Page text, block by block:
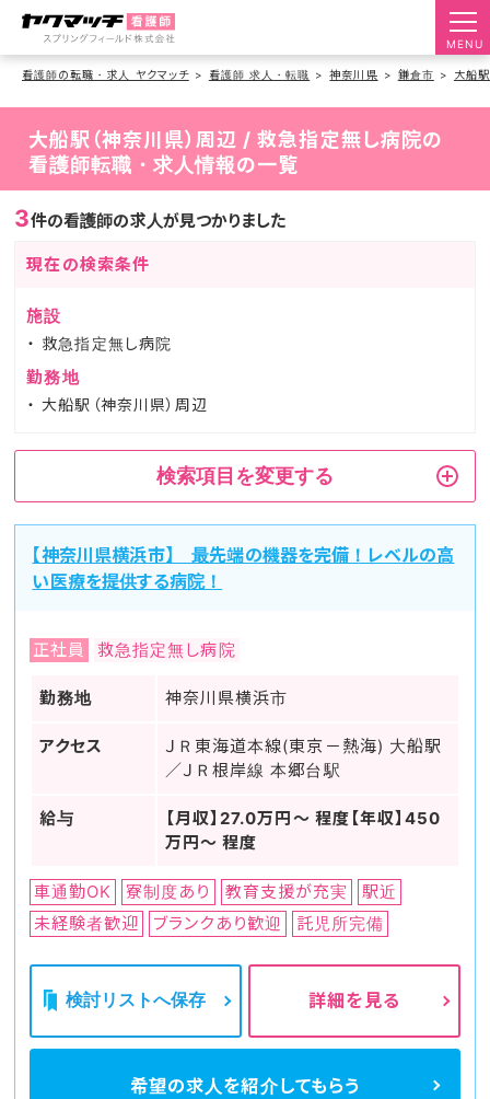
MENU
看護師の転職・求人 ヤクマッチ 看護師 求人・転職 神奈川県 鎌倉市 大船
大船駅（神奈川県）周辺 / 救急指定無し病院の
看護師転職・求人情報の一覧
3件の看護師の求人が見つかりました
現在の検索条件
施設
救急指定無し病院
勤務地
大船駅（神奈川県）周辺
検索項目を変更する
【神奈川県横浜市】 最先端の機器を完備！レベルの高
い医療を提供する病院！
正社員 救急指定無し病院
勤務地 神奈川県横浜市
アクセス
ＪＲ東海道本線(東京－熱海) 大船駅
／ＪＲ根岸線 本郷台駅
給与
【月収】27.0万円～ 程度【年収】450
万円～ 程度
車通勤OK 寮制度あり 教育支援が充実
駅近
未経験者歓迎
ブランクあり歓迎 託児所完備
検討リストへ保存 詳細を見る
希望の求人を紹介してもらう